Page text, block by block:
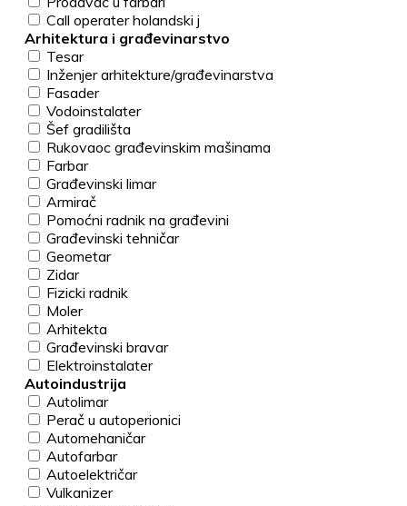
Call operater holandski j
Arhitektura i građevinarstvo
Tesar
Inženjer arhitekture/građevinarstva
Fasader
Vodoinstalater
Šef gradilišta
Rukovaoc građevinskim mašinama
Farbar
Građevinski limar
Armirač
Pomoćni radnik na građevini
Građevinski tehničar
Geometar
Zidar
Fizicki radnik
Moler
Arhitekta
Građevinski bravar
Elektroinstalater
Autoindustrija
Autolimar
Perač u autoperionici
Automehaničar
Autofarbar
Autoelektričar
Vulkanizer